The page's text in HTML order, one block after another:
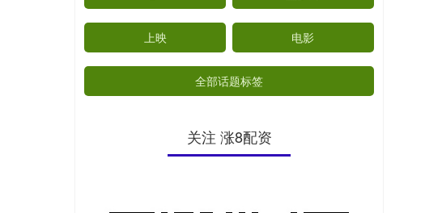
上映 电影
全部话题标签
关注 涨8配资